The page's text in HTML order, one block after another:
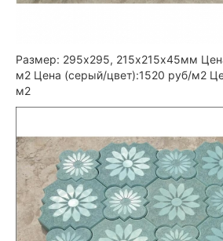
Размер: 295х295, 215х215х45мм
м2 Цена (серый/цвет):1520 руб/м2
м2